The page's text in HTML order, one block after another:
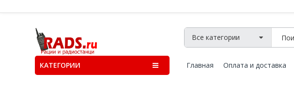
КАТЕГОРИИ Главная Оплата и доставка